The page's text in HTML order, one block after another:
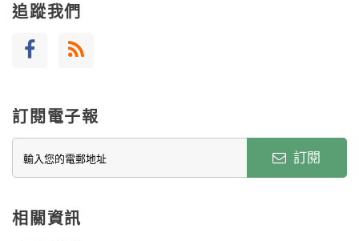
追蹤我們
訂閱電子報
訂閱
相關資訊